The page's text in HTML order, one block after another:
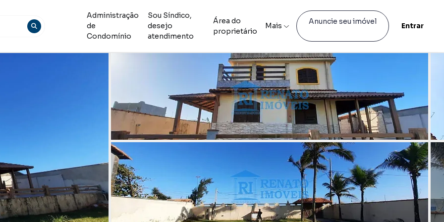
Administração
de
Condomínio
Sou Síndico,
desejo
atendimento
Área do
proprietário
Mais Anuncie seu imóvel Entrar